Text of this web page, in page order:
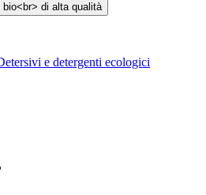
e detergenti ecologici